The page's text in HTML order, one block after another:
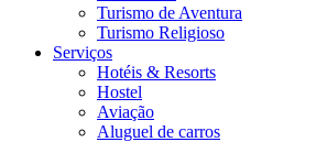
Turismo de Aventura
Turismo Religioso
Serviços
Hotéis & Resorts
Hostel
Aviação
Aluguel de carros